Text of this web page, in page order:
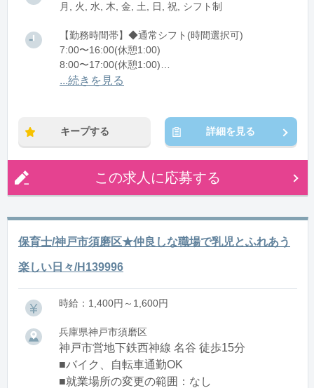
月, 火, 水, 木, 金, 土, 日, 祝, シフト制
【勤務時間帯】◆通常シフト(時間選択可)
7:00〜16:00(休憩1:00)
8:00〜17:00(休憩1:00)
12:00〜21:00(休憩1:00)
...続きを見る
キープする 詳細を見る
この求人に応募する
保育士/神戸市須磨区★仲良しな職場で乳児とふれあう
楽しい日々/H139996
時給：1,400円～1,600円
兵庫県神戸市須磨区
神戸市営地下鉄西神線 名谷 徒歩15分
■バイク、自転車通勤OK
■就業場所の変更の範囲：なし